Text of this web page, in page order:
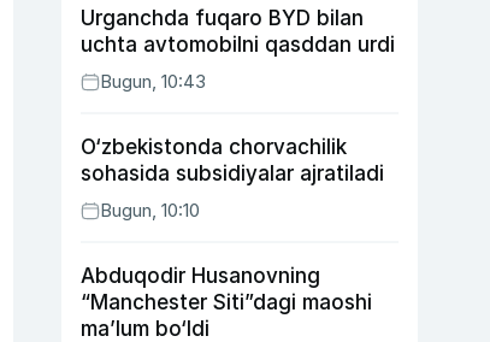
Urganchda fuqaro BYD bilan
uchta avtomobilni qasddan urdi
Bugun, 10:43
O‘zbekistonda chorvachilik
sohasida subsidiyalar ajratiladi
Bugun, 10:10
Abduqodir Husanovning
“Manchester Siti”dagi maoshi
ma’lum bo‘ldi